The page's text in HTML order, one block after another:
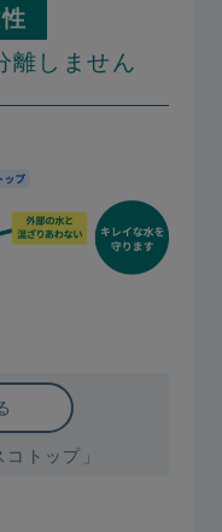
離しません
トップ」